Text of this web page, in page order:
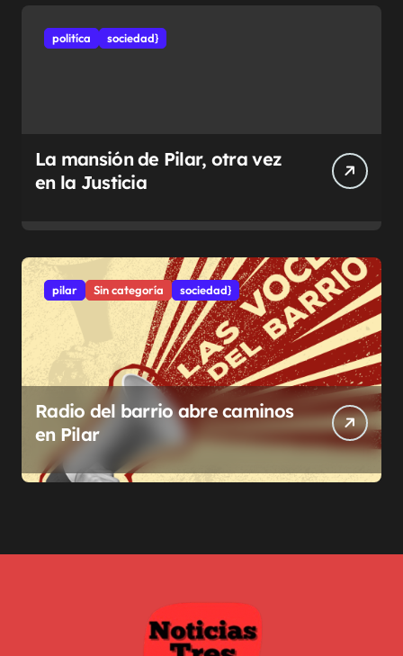
politíca sociedad}
La mansión de Pilar, otra vez
en la Justicia
pilar Sin categoría sociedad}
Radio del barrio abre caminos
en Pilar